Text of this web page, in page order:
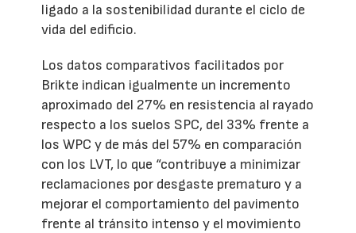
ligado a la sostenibilidad durante el ciclo de
vida del edificio.
Los datos comparativos facilitados por
Brikte indican igualmente un incremento
aproximado del 27% en resistencia al rayado
respecto a los suelos SPC, del 33% frente a
los WPC y de más del 57% en comparación
con los LVT, lo que “contribuye a minimizar
reclamaciones por desgaste prematuro y a
mejorar el comportamiento del pavimento
frente al tránsito intenso y el movimiento